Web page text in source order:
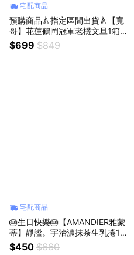
宅配商品
預購商品🍐指定區間出貨🍐【寬
哥】花蓮鶴岡冠軍老欉文旦1箱
(6kg/箱)｜鶴岡老欉 產地直送｜
東部柚王獲獎無數｜中秋禮盒
$699 $849
宅配商品
🎂生日快樂🎂【AMANDIER雅蒙
蒂】靜謐。宇治濃抹茶生乳捲1
條 (370g/條)｜生日｜慶生｜
$450 $660